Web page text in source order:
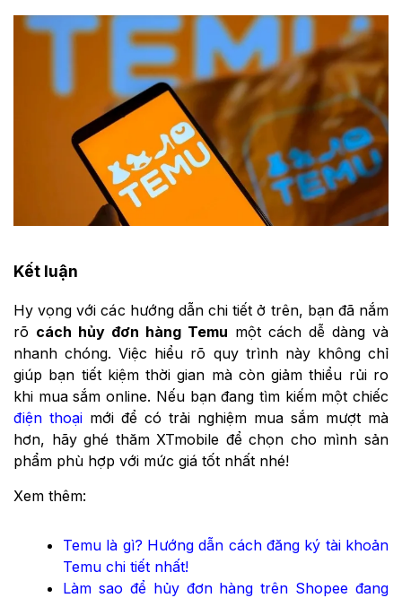
Kết luận
Hy vọng với các hướng dẫn chi tiết ở trên, bạn đã nắm
rõ cách hủy đơn hàng Temu một cách dễ dàng và
nhanh chóng. Việc hiểu rõ quy trình này không chỉ
giúp bạn tiết kiệm thời gian mà còn giảm thiểu rủi ro
khi mua sắm online. Nếu bạn đang tìm kiếm một chiếc
điện thoại mới để có trải nghiệm mua sắm mượt mà
hơn, hãy ghé thăm XTmobile để chọn cho mình sản
phẩm phù hợp với mức giá tốt nhất nhé!
Xem thêm:
Temu là gì? Hướng dẫn cách đăng ký tài khoản
Temu chi tiết nhất!
Làm sao để hủy đơn hàng trên Shopee đang